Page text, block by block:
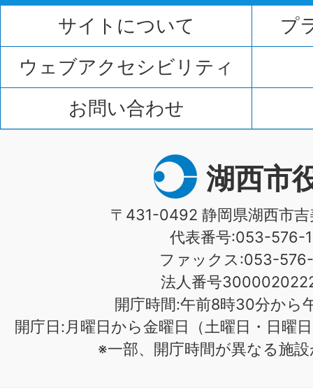
サイトについて
プ
ウェブアクセシビリティ
お問い合わせ
湖西市
〒431-0492 静岡県湖西市
代表番号:053-576-
ファックス:053-576-
法人番号
開庁時間:午前8時30分から
開庁日:月曜日から金曜日（土曜日・日曜
※一部、開庁時間が異なる施